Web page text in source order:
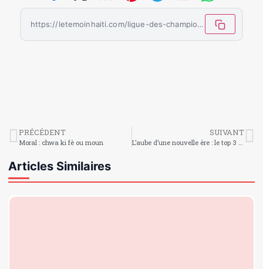
https://letemoinhaiti.com/ligue-des-champions-leffondrement-des-geants-espagnols/
PRÉCÉDENT
Moral : chwa ki fè ou moun
SUIVANT
Articles Similaires